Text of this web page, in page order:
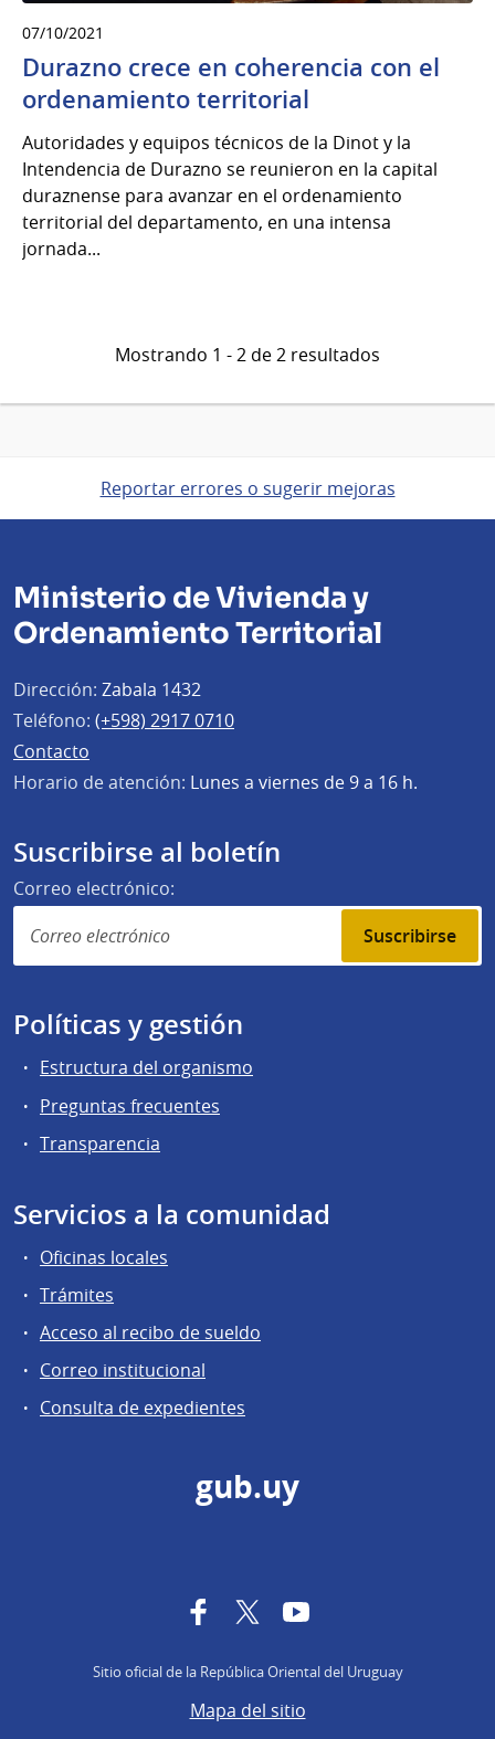
07/10/2021
Durazno crece en coherencia con el
ordenamiento territorial
Autoridades y equipos técnicos de la Dinot y la
Intendencia de Durazno se reunieron en la capital
duraznense para avanzar en el ordenamiento
territorial del departamento, en una intensa
jornada...
Mostrando 1 - 2 de 2 resultados
Reportar errores o sugerir mejoras
Ministerio de Vivienda y
Ordenamiento Territorial
Dirección: Zabala 1432
Teléfono: (+598) 2917 0710
Contacto
Horario de atención: Lunes a viernes de 9 a 16 h.
Suscribirse al boletín
Correo electrónico:
Suscribirse
Políticas y gestión
Estructura del organismo
Preguntas frecuentes
Transparencia
Servicios a la comunidad
Oficinas locales
Trámites
Acceso al recibo de sueldo
Correo institucional
Consulta de expedientes
gub.uy
FacebookTwitterYouTube
Sitio oficial de la República Oriental del Uruguay
Mapa del sitio